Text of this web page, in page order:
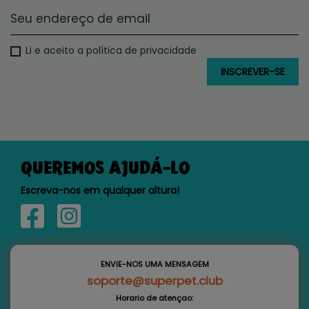
Li e aceito a política de privacidade
QUEREMOS AJUDÁ-LO
Escreva-nos em qualquer altura!
ENVIE-NOS UMA MENSAGEM
soporte@superpet.club
Horario de atençao: